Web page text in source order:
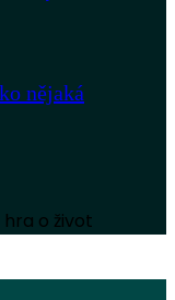
nějaká
o život